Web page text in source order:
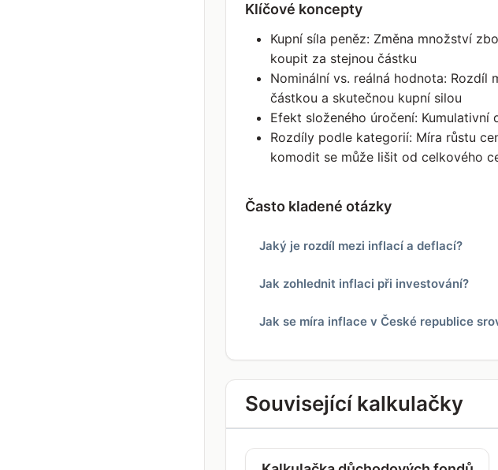
Klíčové koncepty
Kupní síla peněz: Změna množství
koupit za stejnou částku
Nominální vs. reálná hodnota: Rozdíl
částkou a skutečnou kupní silou
Efekt složeného úročení: Kumulativní
Rozdíly podle kategorií: Míra růstu
komodit se může lišit od celkového
Často kladené otázky
Jaký je rozdíl mezi inflací a deflací?
Jak zohlednit inflaci při investování?
Jak se míra inflace v České republice
Související kalkulačky